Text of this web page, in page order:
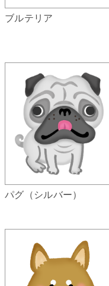
ブルテリア
パグ（シルバー）